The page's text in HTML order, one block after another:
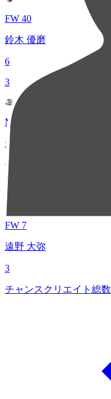
FW 40
鈴木 優磨
6
3
MF 40
天野 純
6
5
FW 7
遠野 大弥
3
チャンスクリエイト総数